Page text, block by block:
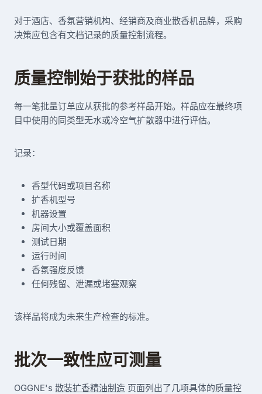
对于酒店、香氛营销机构、经销商及商业散香机品牌，采购
决策应包含有文档记录的质量控制流程。
质量控制始于获批的样品
每一笔批量订单应从获批的参考样品开始。样品应在最终项
目中使用的同类型无水或冷空气扩散器中进行评估。
记录：
香型代码或项目名称
扩香机型号
机器设置
房间大小或覆盖面积
测试日期
运行时间
香氛强度反馈
任何残留、泄漏或堵塞观察
该样品将成为未来生产检查的标准。
批次一致性应可测量
OGGNE's 散装扩香精油制造 页面列出了几项具体的质量控